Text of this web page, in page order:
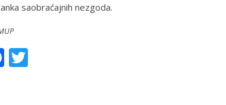
saobraćajnih nezgoda.
F